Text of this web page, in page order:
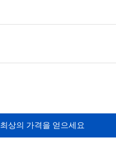
최상의 가격을 얻으세요